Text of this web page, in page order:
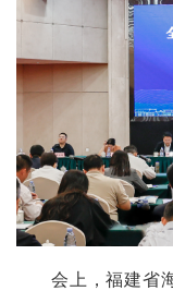
会上，福建省